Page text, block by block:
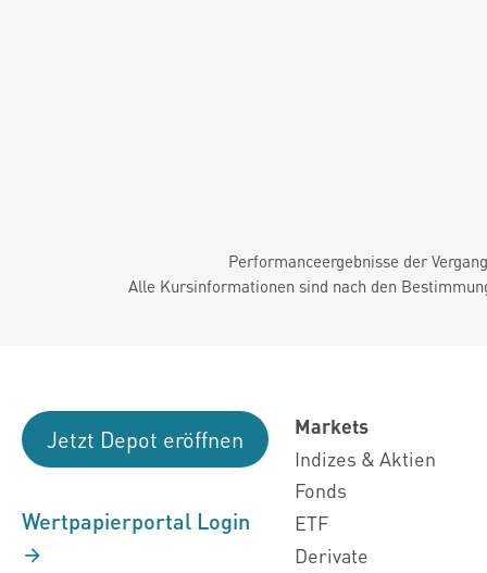
Performanceergebnisse der
Alle Kursinformationen sind nach den
Jetzt Depot eröffnen
Wertpapierportal Login
Markets
Indizes & Aktien
Fonds
ETF
Derivate